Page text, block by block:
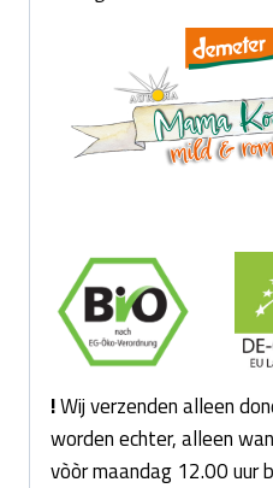
!Wij verzenden alleen
worden echter, alleen
vòòr maandag 12.00 uur